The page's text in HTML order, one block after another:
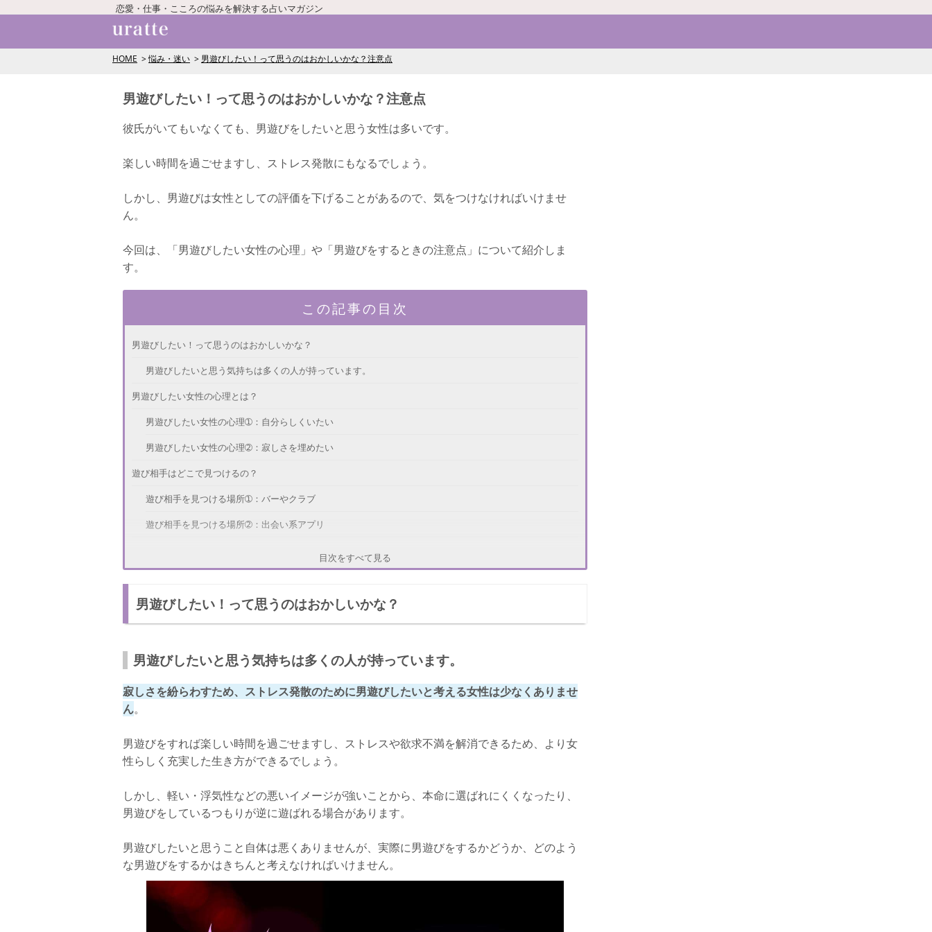
恋愛・仕事・こころの悩みを解決する占いマガジン
HOME 悩み・迷い 男遊びしたい！って思うのはおかしいかな？注意点
男遊びしたい！って思うのはおかしいかな？注意点
彼氏がいてもいなくても、男遊びをしたいと思う女性は多いです。
楽しい時間を過ごせますし、ストレス発散にもなるでしょう。
しかし、男遊びは女性としての評価を下げることがあるので、気をつけなければいけませ
ん。
今回は、「男遊びしたい女性の心理」や「男遊びをするときの注意点」について紹介しま
す。
この記事の目次
男遊びしたい！って思うのはおかしいかな？
男遊びしたいと思う気持ちは多くの人が持っています。
男遊びしたい女性の心理とは？
男遊びしたい女性の心理➀：自分らしくいたい
男遊びしたい女性の心理➁：寂しさを埋めたい
遊び相手はどこで見つけるの？
遊び相手を見つける場所➀：バーやクラブ
遊び相手を見つける場所➁：出会い系アプリ
注意点➁：婚期が遅れてしまう
激しく遊ぶのはやめましょう！
目次をすべて見る
男遊びしたい！って思うのはおかしいかな？
男遊びしたいと思う気持ちは多くの人が持っています。
寂しさを紛らわすため、ストレス発散のために男遊びしたいと考える女性は少なくありませ
ん。
男遊びをすれば楽しい時間を過ごせますし、ストレスや欲求不満を解消できるため、より女
性らしく充実した生き方ができるでしょう。
しかし、軽い・浮気性などの悪いイメージが強いことから、本命に選ばれにくくなったり、
男遊びをしているつもりが逆に遊ばれる場合があります。
男遊びしたいと思うこと自体は悪くありませんが、実際に男遊びをするかどうか、どのよう
な男遊びをするかはきちんと考えなければいけません。